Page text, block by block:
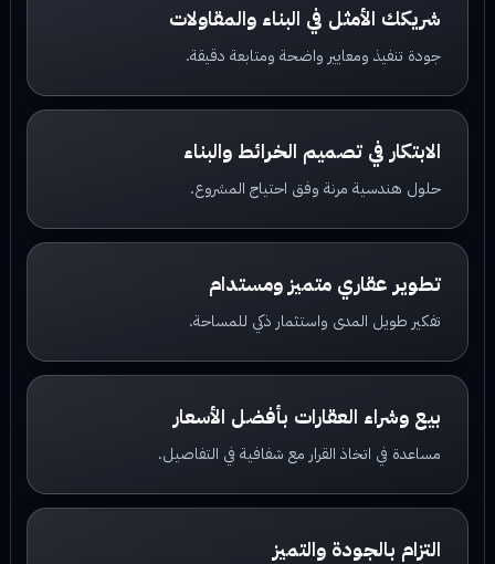
شريكك الأمثل في البناء والمقاولات
جودة تنفيذ ومعايير واضحة ومتابعة دقيقة.
الابتكار في تصميم الخرائط والبناء
حلول هندسية مرنة وفق احتياج المشروع.
تطوير عقاري متميز ومستدام
تفكير طويل المدى واستثمار ذكي للمساحة.
بيع وشراء العقارات بأفضل الأسعار
مساعدة في اتخاذ القرار مع شفافية في التفاصيل.
التزام بالجودة والتميز